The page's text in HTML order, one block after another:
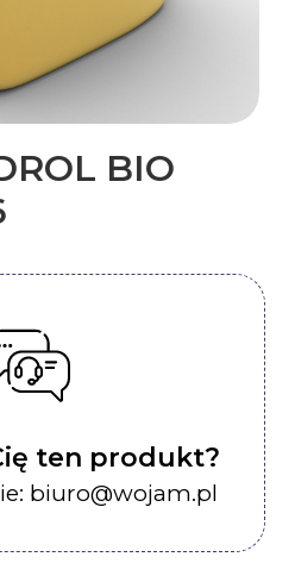
BIO
ten produkt?
biuro@wojam.pl